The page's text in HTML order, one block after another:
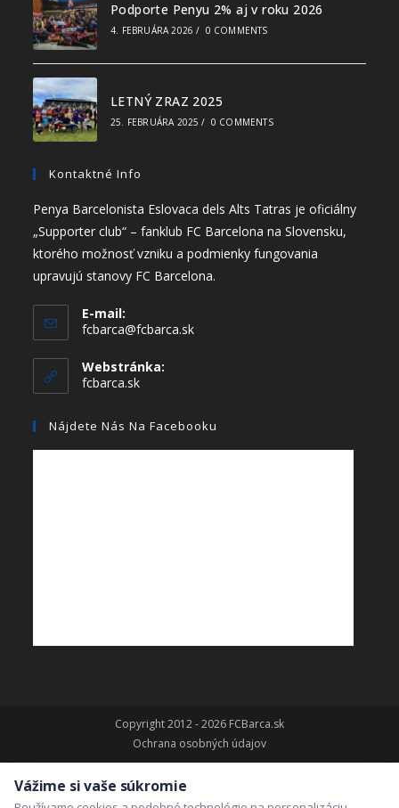
Podporte Penyu 2% aj v roku 2026
4. FEBRUÁRA 2026 / 0 COMMENTS
LETNÝ ZRAZ 2025
25. FEBRUÁRA 2025 / 0 COMMENTS
Kontaktné Info
Penya Barcelonista Eslovaca dels Alts Tatras je oficiálny
„Supporter club“ – fanklub FC Barcelona na Slovensku,
ktorého možnosť vzniku a podmienky fungovania
upravujú stanovy FC Barcelona.
E-mail:
fcbarca@fcbarca.sk
Webstránka:
fcbarca.sk
Nájdete Nás Na Facebooku
Copyright 2012 - 2026 FCBarca.sk
Ochrana osobných údajov
Vážime si vaše súkromie